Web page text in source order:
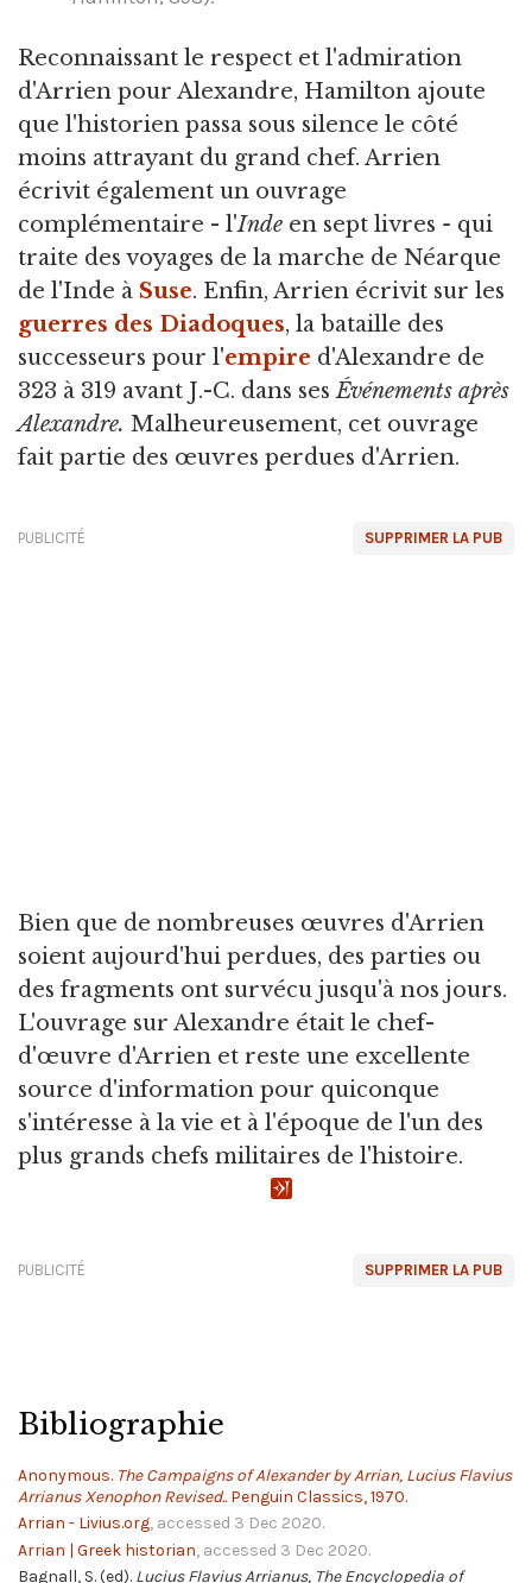
Reconnaissant le respect et l'admiration
d'Arrien pour Alexandre, Hamilton ajoute
que l'historien passa sous silence le côté
moins attrayant du grand chef. Arrien
écrivit également un ouvrage
complémentaire - l'Inde en sept livres - qui
traite des voyages de la marche de Néarque
de l'Inde à Suse. Enfin, Arrien écrivit sur les
guerres des Diadoques, la bataille des
successeurs pour l'empire d'Alexandre de
323 à 319 avant J.-C. dans sesÉvénements après
Alexandre. Malheureusement, cet ouvrage
fait partie des œuvres perdues d'Arrien.
SUPPRIMER LA PUB
PUBLICITÉ
Bien que de nombreuses œuvres d'Arrien
soient aujourd'hui perdues, des parties ou
des fragments ont survécu jusqu'à nos jours.
L'ouvrage sur Alexandre était le chef-
d'œuvre d'Arrien et reste une excellente
source d'information pour quiconque
s'intéresse à la vie et à l'époque de l'un des
plus grands chefs militaires de l'histoire.
SUPPRIMER LA PUB
PUBLICITÉ
Bibliographie
Anonymous. The Campaigns of Alexander by Arrian, Lucius Flavius
Arrianus Xenophon Revised..Penguin Classics, 1970.
Arrian - Livius.org, accessed 3 Dec 2020.
Arrian | Greek historian, accessed 3 Dec 2020.
Bagnall, S. (ed). Lucius Flavius Arrianus, The Encyclopedia of